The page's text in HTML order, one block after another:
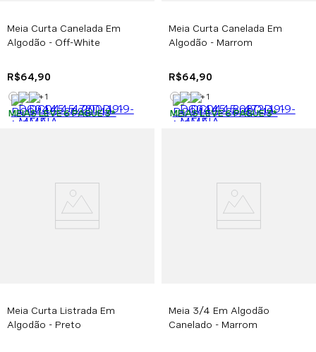
Meia Curta Canelada Em
Algodão - Off-White
R$64,90
+1
MEIAS LEVE 6 PAGUE 3*
Meia Curta Canelada Em
Algodão - Marrom
R$64,90
+1
MEIAS LEVE 6 PAGUE 3*
Meia Curta Listrada Em
Algodão - Preto
Meia 3/4 Em Algodão
Canelado - Marrom